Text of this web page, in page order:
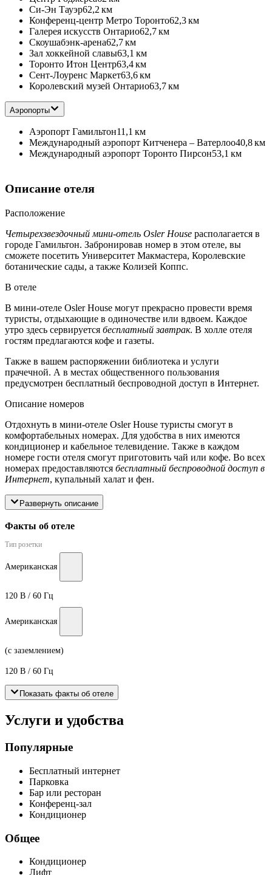
Си-Эн Тауэр62,2 км
Конференц-центр Метро Торонто62,3 км
Галерея искусств Онтарио62,7 км
Скоушабэнк-арена62,7 км
Зал хоккейной славы63,1 км
Торонто Итон Центр63,4 км
Сент-Лоуренс Маркет63,6 км
Королевский музей Онтарио63,7 км
Аэропорты
Аэропорт Гамильтон11,1 км
Международный аэропорт Китченера – Ватерлоо40,8 км
Международный аэропорт Торонто Пирсон53,1 км
Описание отеля
Расположение
Четырехзвездочный мини-отель Osler House располагается в
городе Гамильтон. Забронировав номер в этом отеле, вы
сможете посетить Университет Макмастера, Королевские
ботанические сады, а также Колизей Коппс.
В отеле
В мини-отеле Osler House могут прекрасно провести время
туристы, отдыхающие в одиночестве или вдвоем. Каждое
утро здесь сервируется бесплатный завтрак. В холле отеля
гостям предлагаются кофе и газеты.
Также в вашем распоряжении библиотека и услуги
прачечной. А в местах общественного пользования
предусмотрен бесплатный беспроводной доступ в Интернет.
Описание номеров
Отдохнуть в мини-отеле Osler House туристы смогут в
комфортабельных номерах. Для удобства в них имеются
кондиционер и кабельное телевидение. Также в каждом
номере гости отеля смогут приготовить чай или кофе. Во всех
номерах предоставляются бесплатный беспроводной доступ в
Интернет, купальный халат и фен.
Развернуть описание
Факты об отеле
Тип розетки
Американская
120 В / 60 Гц
Американская
(с заземлением)
120 В / 60 Гц
Показать факты об отеле
Услуги и удобства
Популярные
Бесплатный интернет
Парковка
Бар или ресторан
Конференц-зал
Кондиционер
Общее
Кондиционер
Лифт